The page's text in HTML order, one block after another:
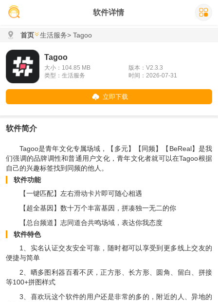
软件详情
首页 生活服务> Tagoo
Tagoo
大小：104.85 MB
版本：V2.3.3
类型：生活服务
时间：2026-07-31
立即下载
软件简介
Tagoo是青年文化专属场域，【多元】【同频】【BeReal】是我
们强调的品牌调性和普通用户文化，青年文化者就可以在Tagoo根据
自己的兴趣标签找到同频的他人。
软件功能
【一键匹配】左右滑动卡片即可随心相遇
【超全基因】数十万个丰富基因，拼凑独一无二的你
【总台频道】志同道合共鸣场域，表达你我态度
软件特色
1、实名认证交友安全可靠，随时都可以享受到更多线上交友的
便捷与简单
2、晒多图利器百看不厌，正方形、长方形、圆角、留白、拼接
等100+拼图样式
3、喜欢玩这个软件的用户还是非常的多的，附近的人、异地的